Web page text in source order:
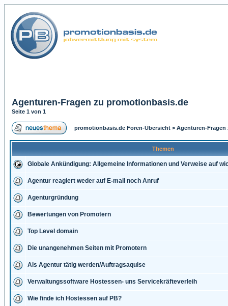
Agenturen-Fragen zu promotionbasis.de
Seite 1 von 1
promotionbasis.de Foren-Übersicht > Agenturen-
Themen
Globale Ankündigung: Allgemeine Informationen und Verweise auf
Agentur reagiert weder auf E-mail noch Anruf
Agenturgründung
Bewertungen von Promotern
Top Level domain
Die unangenehmen Seiten mit Promotern
Als Agentur tätig werden/Auftragsaquise
Verwaltungssoftware Hostessen- uns Servicekräfteverleih
Wie finde ich Hostessen auf PB?